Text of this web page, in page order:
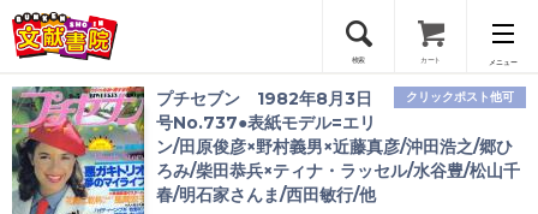
検索 カート メニュー
会員登録
ログイン
クリックポスト他可
プチセブン 1982年8月3日
号No.737●表紙モデル=エリ
ン/田原俊彦×野村義男×近藤真彦/沖田浩之/郷ひ
ろみ/柴田恭兵×ティナ・ラッセル/水谷豊/松山千
春/明石家さんま/西田敏行/他